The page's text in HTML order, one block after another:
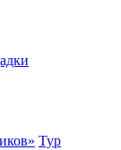
Тур